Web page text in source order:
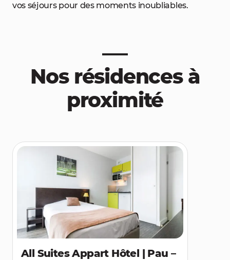
vos séjours pour des moments inoubliables.
Nos résidences à
proximité
All Suites Appart Hôtel | Pau –